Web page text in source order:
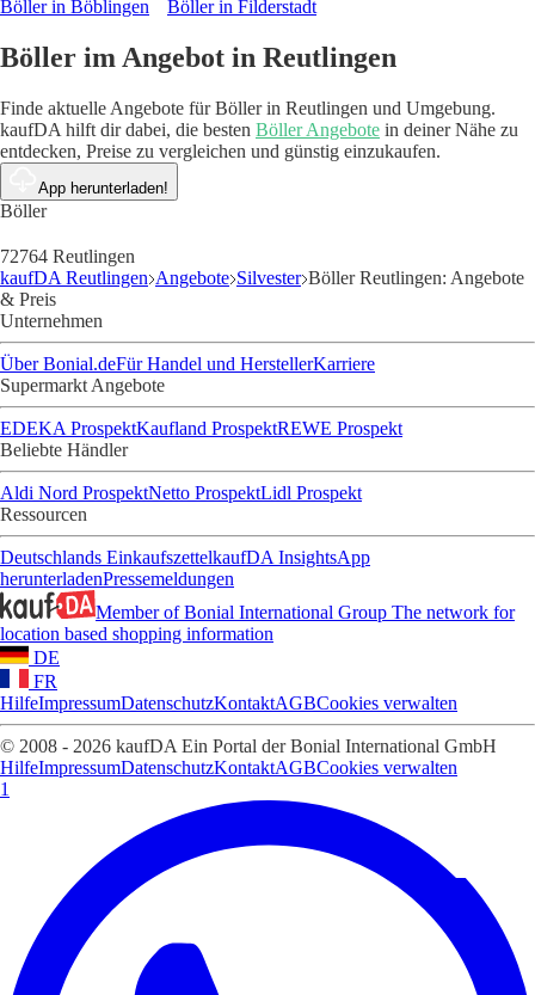
Böller in Böblingen
Böller in Filderstadt
Böller im Angebot in Reutlingen
Finde aktuelle Angebote für Böller in Reutlingen und Umgebung.
kaufDA hilft dir dabei, die besten Böller Angebote in deiner Nähe zu
entdecken, Preise zu vergleichen und günstig einzukaufen.
App herunterladen!
Böller
72764 Reutlingen
kaufDA Reutlingen Angebote Silvester Böller Reutlingen: Angebote
& Preis
Unternehmen
Über Bonial.deFür Handel und HerstellerKarriere
Supermarkt Angebote
EDEKA ProspektKaufland ProspektREWE Prospekt
Beliebte Händler
Aldi Nord ProspektNetto ProspektLidl Prospekt
Ressourcen
Deutschlands EinkaufszettelkaufDA InsightsApp
herunterladenPressemeldungen
Member of Bonial International Group The network for
location based shopping information
DE
FR
HilfeImpressumDatenschutzKontaktAGBCookies verwalten
© 2008 - 2026 kaufDA Ein Portal der Bonial International GmbH
HilfeImpressumDatenschutzKontaktAGBCookies verwalten
1